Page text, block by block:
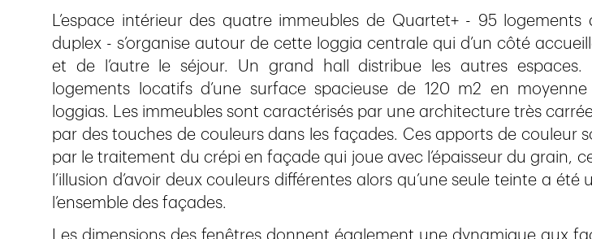
L’espace intérieur des quatre immeubles de Quartet+ - 95 logements
duplex - s’organise autour de cette loggia centrale qui d’un côté
et de l’autre le séjour. Un grand hall distribue les autres espaces.
logements locatifs d’une surface spacieuse de 120 m2 en
loggias. Les immeubles sont caractérisés par une architecture très
par des touches de couleurs dans les façades. Ces apports de couleur
par le traitement du crépi en façade qui joue avec l’épaisseur du grain,
l’illusion d’avoir deux couleurs différentes alors qu’une seule teinte a été
l’ensemble des façades.